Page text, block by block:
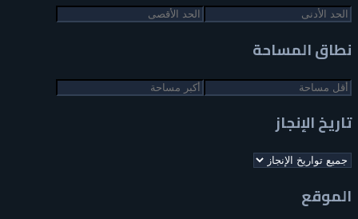
نطاق المساحة
تاريخ الإنجاز
الموقع